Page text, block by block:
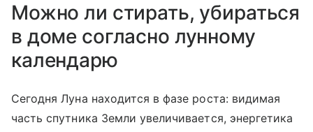
Можно ли стирать, убираться
в доме согласно лунному
календарю
Сегодня Луна находится в фазе роста: видимая
часть спутника Земли увеличивается, энергетика